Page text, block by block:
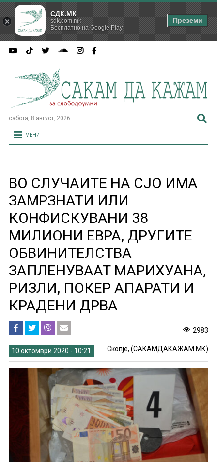
сабота, 8 август, 2026
МЕНИ
ВО СЛУЧАИТЕ НА СЈО ИМА
ЗАМРЗНАТИ ИЛИ
КОНФИСКУВАНИ 38
МИЛИОНИ ЕВРА, ДРУГИТЕ
ОБВИНИТЕЛСТВА
ЗАПЛЕНУВААТ МАРИХУАНА,
РИЗЛИ, ПОКЕР АПАРАТИ И
КРАДЕНИ ДРВА
2983
10 октомври 2020 - 10:21 Скопје, (САКАМДАКАЖАМ.МК)
СДК.МК
sdk.com.mk
Бесплатно на Google Play
Преземи